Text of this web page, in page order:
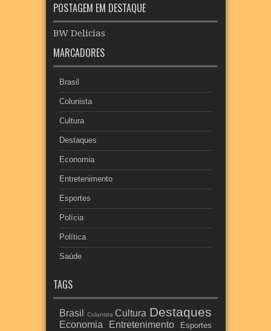
POSTAGEM EM DESTAQUE
BW Delicias
MARCADORES
Brasil
Colunista
Cultura
Destaques
Economia
Entretenimento
Esportes
Polícia
Política
Saúde
TAGS
Brasil Colunista Cultura Destaques
Economia Entretenimento Esportes